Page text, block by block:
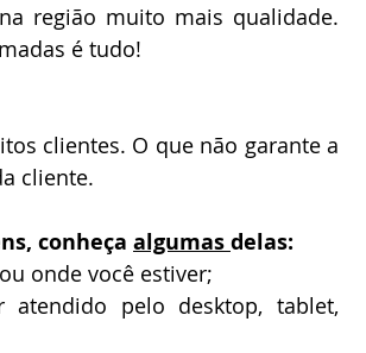
região muito mais qualidade.
é tudo!
clientes. O que não garante a
cliente.
conheça algumas delas:
onde você estiver;
pelo desktop, tablet,